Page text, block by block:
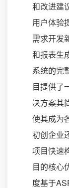
和改进建
用户体验
需求开发
和报表生
系统的完
目提供了
决方案其
使其成为
初创企业
项目快速
目的核心
度基于